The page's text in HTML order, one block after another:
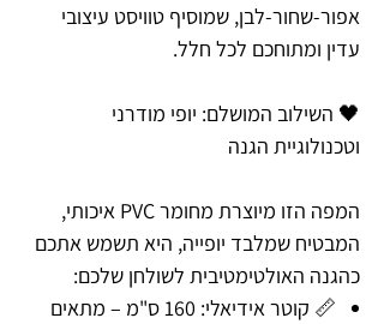
אפור-שחור-לבן, שמוסיף טוויסט עיצובי
עדין ומתוחכם לכל חלל.
🖤 השילוב המושלם: יופי מודרני
וטכנולוגיית הגנה
המפה הזו מיוצרת מחומר PVC איכותי,
המבטיח שמלבד יופייה, היא תשמש אתכם
כהגנה האולטימטיבית לשולחן שלכם:
📏 קוטר אידיאלי: 160 ס"מ – מתאים